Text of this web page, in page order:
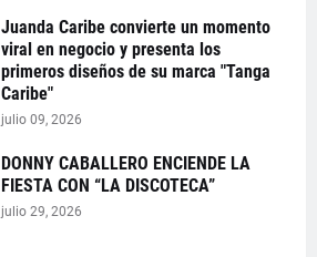
Juanda Caribe convierte un momento
viral en negocio y presenta los
primeros diseños de su marca "Tanga
Caribe"
julio 09, 2026
DONNY CABALLERO ENCIENDE LA
FIESTA CON “LA DISCOTECA”
julio 29, 2026